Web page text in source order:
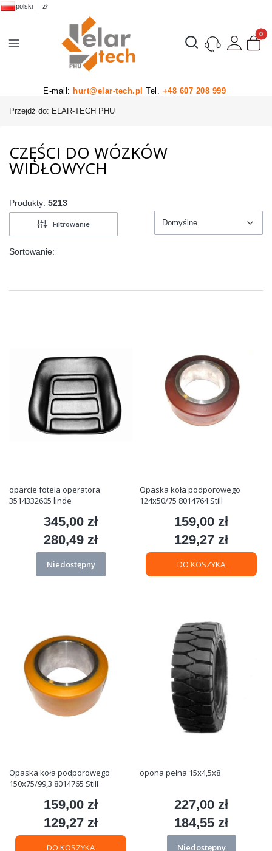
polski zł
Otwórz wyszukiwarkę
E-mail: hurt@elar-tech.pl Tel. +48 607 208 999
Przejdź do: ELAR-TECH PHU
CZĘŚCI DO WÓZKÓW
WIDŁOWYCH
Produkty: 5213
Filtrowanie
Sortowanie:
Domyślne
oparcie fotela operatora
3514332605 linde
Cena
345,00 zł
Cena
280,49 zł
Niedostępny
Opaska koła podporowego
124x50/75 8014764 Still
Cena
159,00 zł
Cena
129,27 zł
DO KOSZYKA
Opaska koła podporowego
150x75/99,3 8014765 Still
Cena
159,00 zł
Cena
129,27 zł
DO KOSZYKA
opona pełna 15x4,5x8
Cena
227,00 zł
Cena
184,55 zł
Niedostępny